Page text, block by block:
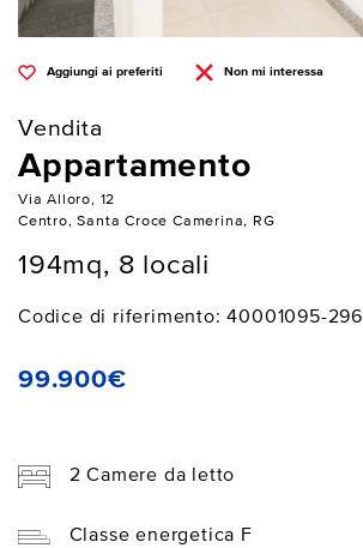
Aggiungi ai preferiti Non mi interessa
Vendita
Appartamento
Via Alloro, 12
Centro, Santa Croce Camerina, RG
194mq, 8 locali
Codice di riferimento: 40001095-296
99.900€
2 Camere da letto
Classe energetica F